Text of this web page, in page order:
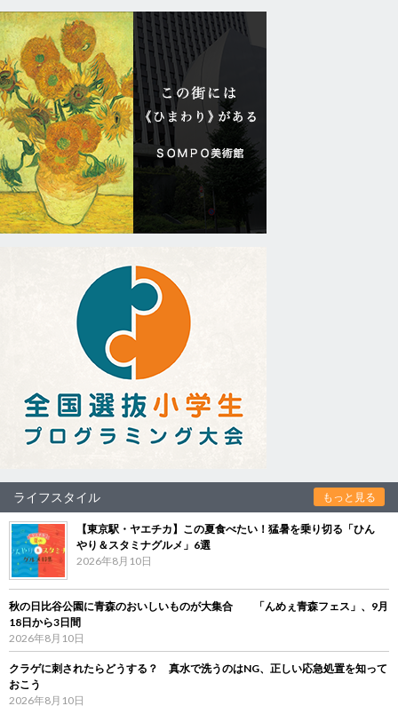
ライフスタイル もっと見る
【東京駅・ヤエチカ】この夏食べたい！猛暑を乗り切る「ひん
やり＆スタミナグルメ」6選
2026年8月10日
秋の日比谷公園に青森のおいしいものが大集合 「んめぇ青森フェス」、9月
18日から3日間
2026年8月10日
クラゲに刺されたらどうする？ 真水で洗うのはNG、正しい応急処置を知って
おこう
2026年8月10日